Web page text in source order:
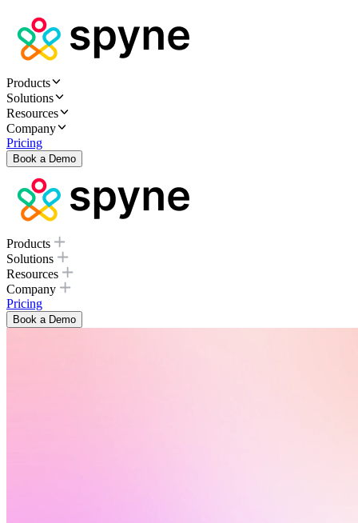
Products
Solutions
Resources
Company
Pricing
Book a Demo
Products
Solutions
Resources
Company
Pricing
Book a Demo